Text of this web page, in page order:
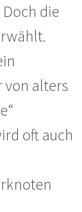
die
von alters
oft auch